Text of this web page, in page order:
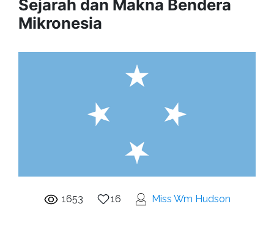
Sejarah dan Makna Bendera
Mikronesia
1653 16 Miss Wm Hudson